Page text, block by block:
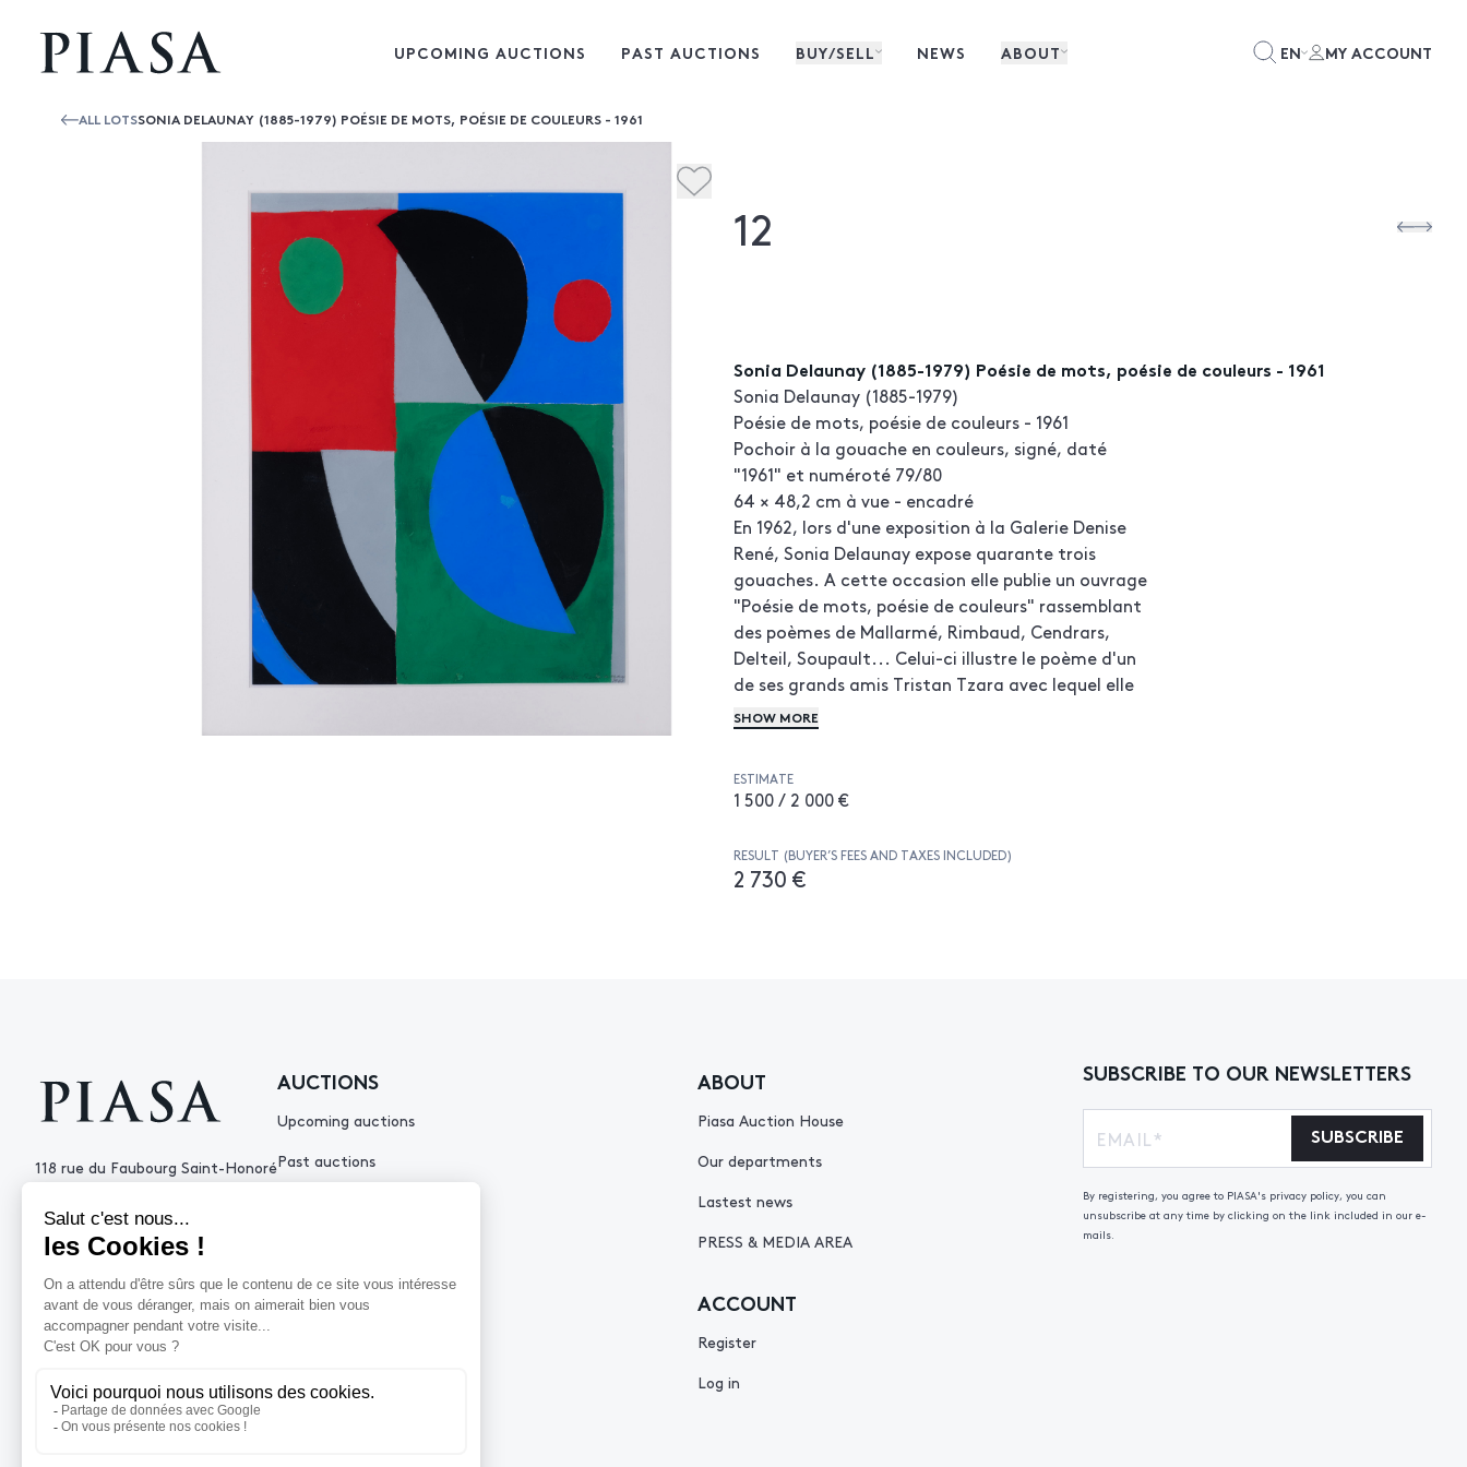
UPCOMING AUCTIONS PAST AUCTIONS BUY/SELL NEWS ABOUT EN MY ACCOUNT
ALL LOTSSONIA DELAUNAY (1885-1979) POÉSIE DE MOTS, POÉSIE DE COULEURS - 1961
12
Sonia Delaunay (1885-1979) Poésie de mots, poésie de couleurs - 1961
Sonia Delaunay (1885-1979)
Poésie de mots, poésie de couleurs - 1961
Pochoir à la gouache en couleurs, signé, daté
"1961" et numéroté 79/80
64 × 48,2 cm à vue - encadré
En 1962, lors d'une exposition à la Galerie Denise
René, Sonia Delaunay expose quarante trois
gouaches. A cette occasion elle publie un ouvrage
"Poésie de mots, poésie de couleurs" rassemblant
des poèmes de Mallarmé, Rimbaud, Cendrars,
Delteil, Soupault... Celui-ci illustre le poème d'un
de ses grands amis Tristan Tzara avec lequel elle
réalisera de nombreuses estampes et également
un ouvrage magnifiue "Le coeur à gaz" ouvrage
ont été réalisés par Sonia Delaunay.
SHOW MORE
ESTIMATE
1 500 / 2 000 €
RESULT (BUYER’S FEES AND TAXES INCLUDED)
2 730 €
118 rue du Faubourg Saint-Honoré
+33 (0)1 53 34 10
contact@piasa.fr
AUCTIONS
Upcoming auctions
Past auctions
ABOUT
Piasa Auction House
Our departments
Lastest news
PRESS & MEDIA AREA
HELP
How to sell ?
ACCOUNT
Register
Log in
SUBSCRIBE TO OUR NEWSLETTERS
SUBSCRIBE
By registering, you agree to PIASA's privacy policy, you can
unsubscribe at any time by clicking on the link included in our e-
mails.